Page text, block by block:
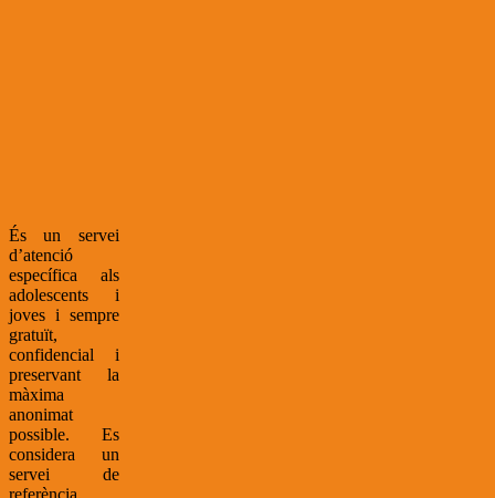
És un servei
d’atenció
específica als
adolescents i
joves i sempre
gratuït,
confidencial i
preservant la
màxima
anonimat
possible. Es
considera un
servei de